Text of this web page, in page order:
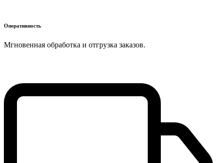
Оперативность
Мгновенная обработка и отгрузка заказов.